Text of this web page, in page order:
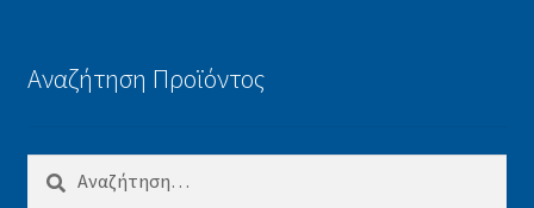
Αναζήτηση Προϊόντος
Αναζήτηση